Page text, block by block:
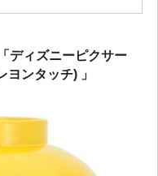
ディズニーピクサー
ヨンタッチ) 」